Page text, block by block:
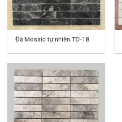
Đá Mosaic tự nhiên TD-18